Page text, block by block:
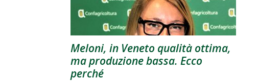
Meloni, in Veneto qualità ottima,
ma produzione bassa. Ecco
perché